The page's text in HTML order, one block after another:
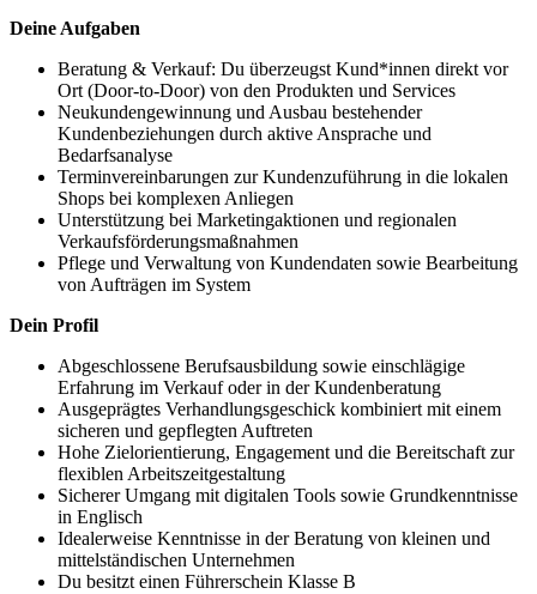
Deine Aufgaben
Beratung & Verkauf: Du überzeugst Kund*innen direkt vor
Ort (Door-to-Door) von den Produkten und Services
Neukundengewinnung und Ausbau bestehender
Kundenbeziehungen durch aktive Ansprache und
Bedarfsanalyse
Terminvereinbarungen zur Kundenzuführung in die lokalen
Shops bei komplexen Anliegen
Unterstützung bei Marketingaktionen und regionalen
Verkaufsförderungsmaßnahmen
Pflege und Verwaltung von Kundendaten sowie Bearbeitung
von Aufträgen im System
Dein Profil
Abgeschlossene Berufsausbildung sowie einschlägige
Erfahrung im Verkauf oder in der Kundenberatung
Ausgeprägtes Verhandlungsgeschick kombiniert mit einem
sicheren und gepflegten Auftreten
Hohe Zielorientierung, Engagement und die Bereitschaft zur
flexiblen Arbeitszeitgestaltung
Sicherer Umgang mit digitalen Tools sowie Grundkenntnisse
in Englisch
Idealerweise Kenntnisse in der Beratung von kleinen und
mittelständischen Unternehmen
Du besitzt einen Führerschein Klasse B